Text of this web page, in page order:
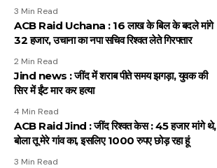
3 Min Read
ACB Raid Uchana : 16 लाख के बिल के बदले मांगे
32 हजार, उचाना का नपा सचिव रिश्वत लेते गिरफ्तार
2 Min Read
Jind news : जींद में शराब पीते समय झगड़ा, युवक की
सिर में ईंट मार कर हत्या
4 Min Read
ACB Raid Jind : जींद रिश्वत केस : 45 हजार मांगे थे,
बोला तू मेरे गांव का, इसलिए 1000 रुपए छोड़ रहा हूं
3 Min Read